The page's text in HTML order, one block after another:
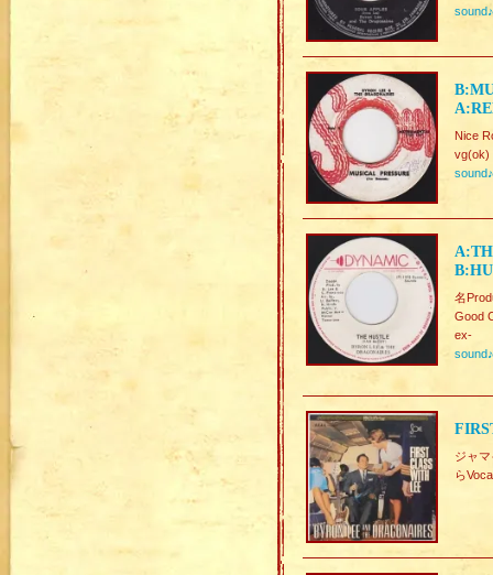
sound♪
Nice
vg(ok)
sound♪
名
Good
ex-
sound♪
ジャ
ら